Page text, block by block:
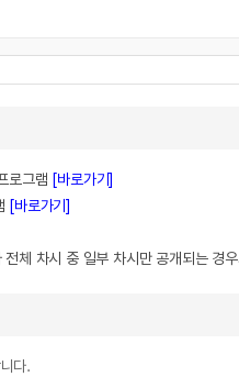
로그램 [바로가기]
[바로가기]
체 차시 중 일부 차시만 공개되는 경
다.